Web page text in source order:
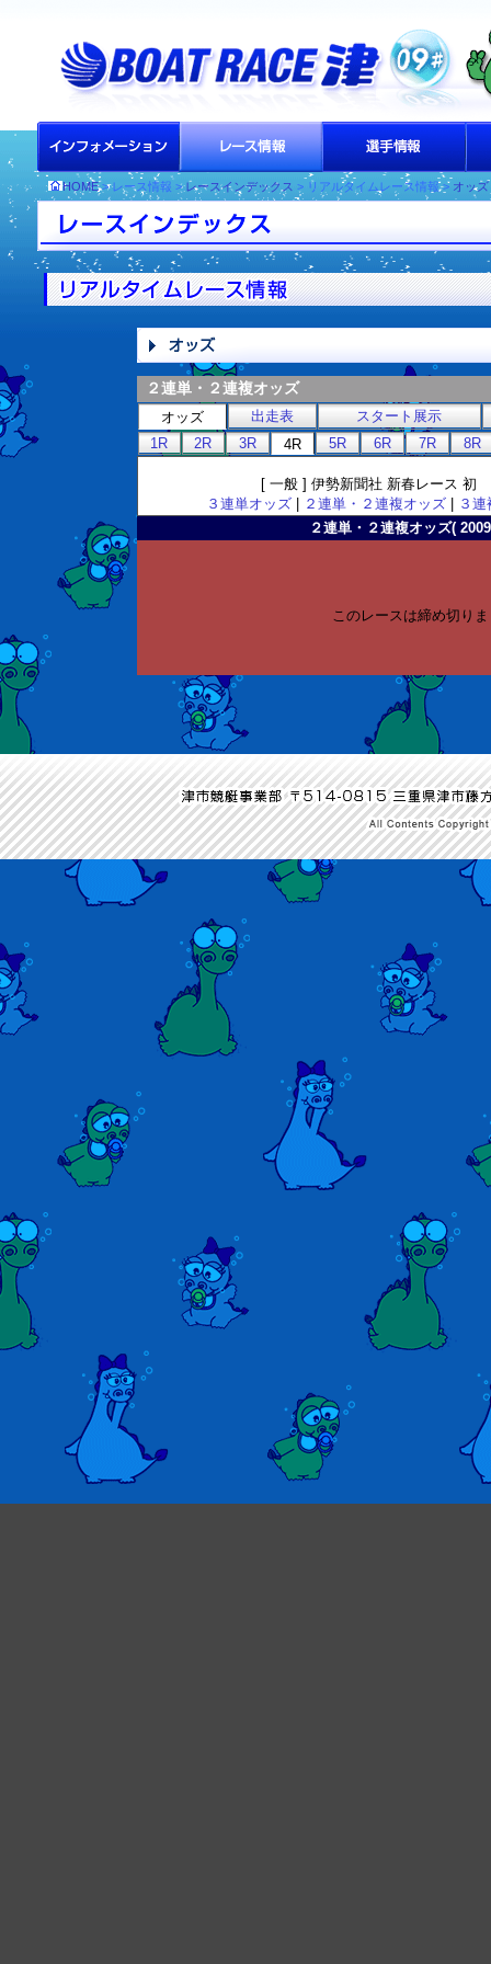
HOME> レース情報 >レースインデックス > リアルタイムレース情報 > オッズ
２連単・２連複オッズ
オッズ 出走表
スタート展示
1R
2R 3R 4R 5R 6R 7R 8R
[ 一般 ] 伊勢新聞社 新春レース
３連単オッズ| ２連単・２連複オッズ|
３
２連単・２連複オッズ(
このレースは締め切り